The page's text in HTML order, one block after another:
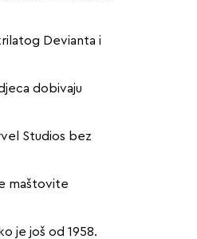
Devianta i
dobivaju
Studios bez
maštovite
je još od 1958.